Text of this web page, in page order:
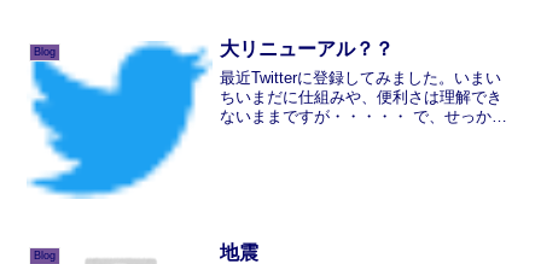
Blog 大リニューアル？？
最近Twitterに登録してみました。いまい
ちいまだに仕組みや、便利さは理解でき
ないままですが・・・・・ で、せっかく
Blog 地震